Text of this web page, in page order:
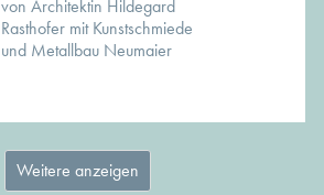
von Architektin Hildegard
Rasthofer mit Kunstschmiede
und Metallbau Neumaier
Weitere anzeigen